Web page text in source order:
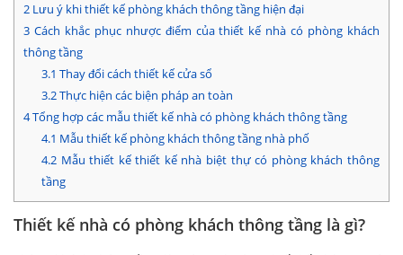
2 Lưu ý khi thiết kế phòng khách thông tầng hiện đại
3 Cách khắc phục nhược điểm của thiết kế nhà có phòng khách
thông tầng
3.1 Thay đổi cách thiết kế cửa sổ
3.2Thực hiện các biện pháp an toàn
4Tổng hợp các mẫu thiết kế nhà có phòng khách thông tầng
4.1 Mẫu thiết kế phòng khách thông tầng nhà phố
4.2Mẫu thiết kế thiết kế nhà biệt thự có phòng khách thông
tầng
Thiết kế nhà có phòng khách thông tầng là gì?